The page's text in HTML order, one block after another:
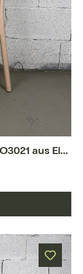
Andreu World Armlehnstuhl Solo SO3021 aus Eiche und Leder